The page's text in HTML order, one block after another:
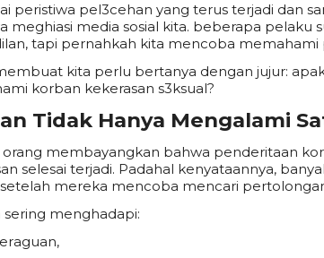
peristiwa pel3cehan yang terus terjadi dan
meghiasi media sosial kita. beberapa pelaku
tapi pernahkah kita mencoba memahami
kita perlu bertanya dengan jujur:
korban kekerasan s3ksual?
Tidak Hanya Mengalami
orang membayangkan bahwa penderitaan
selesai terjadi. Padahal kenyataannya,
setelah mereka mencoba mencari
sering menghadapi: